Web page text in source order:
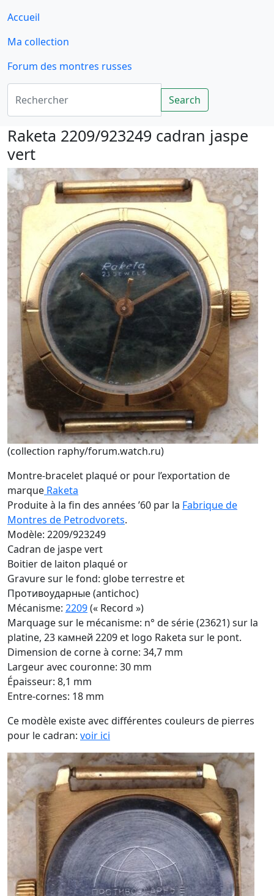
Accueil
Ma collection
Forum des montres russes
Rechercher
Search
Raketa 2209/923249 cadran jaspe
vert
(collection raphy/forum.watch.ru)
Montre-bracelet plaqué or pour l’exportation de
marque Raketa
Produite à la fin des années ’60 par la Fabrique de
Montres de Petrodvorets.
Modèle: 2209/923249
Cadran de jaspe vert
Boitier de laiton plaqué or
Gravure sur le fond: globe terrestre et
Противоударные (antichoc)
Mécanisme: 2209(« Record »)
Marquage sur le mécanisme: n° de série (23621) sur la
platine, 23 камней 2209 et logo Raketa sur le pont.
Dimension de corne à corne: 34,7 mm
Largeur avec couronne: 30 mm
Épaisseur: 8,1 mm
Entre-cornes: 18 mm
Ce modèle existe avec différentes couleurs de pierres
pour le cadran: voir ici